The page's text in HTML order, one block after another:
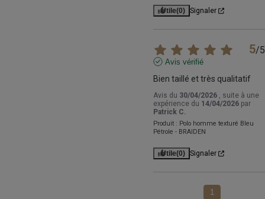
Utile(0) Signaler
5/5
Avis vérifié
Bien taillé et très qualitatif
Avis du 30/04/2026 , suite à une
expérience du 14/04/2026 par
Patrick C.
Produit : Polo homme texturé Bleu
Pétrole - BRAIDEN
Utile(0) Signaler
1